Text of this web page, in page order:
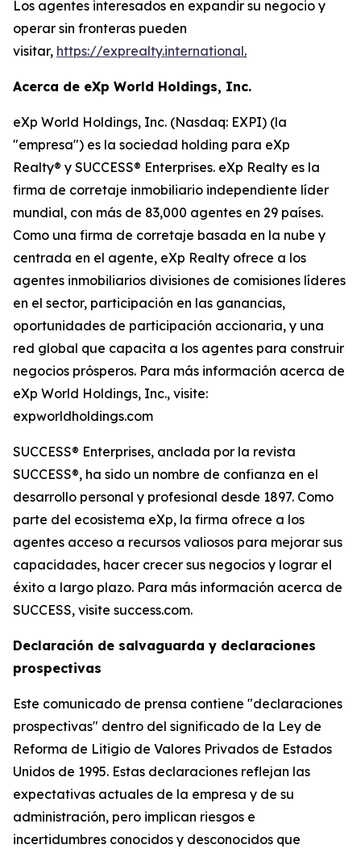
Los agentes interesados en expandir su negocio y
operar sin fronteras pueden
visitar, https://exprealty.international.
Acerca de eXp World Holdings, Inc.
eXp World Holdings, Inc. (Nasdaq: EXPI) (la
"empresa") es la sociedad holding para eXp
Realty® y SUCCESS® Enterprises. eXp Realty es la
firma de corretaje inmobiliario independiente líder
mundial, con más de 83,000 agentes en 29 países.
Como una firma de corretaje basada en la nube y
centrada en el agente, eXp Realty ofrece a los
agentes inmobiliarios divisiones de comisiones líderes
en el sector, participación en las ganancias,
oportunidades de participación accionaria, y una
red global que capacita a los agentes para construir
negocios prósperos. Para más información acerca de
eXp World Holdings, Inc., visite:
expworldholdings.com
SUCCESS® Enterprises, anclada por la revista
SUCCESS®, ha sido un nombre de confianza en el
desarrollo personal y profesional desde 1897. Como
parte del ecosistema eXp, la firma ofrece a los
agentes acceso a recursos valiosos para mejorar sus
capacidades, hacer crecer sus negocios y lograr el
éxito a largo plazo. Para más información acerca de
SUCCESS, visite success.com.
Declaración de salvaguarda y declaraciones
prospectivas
Este comunicado de prensa contiene "declaraciones
prospectivas" dentro del significado de la Ley de
Reforma de Litigio de Valores Privados de Estados
Unidos de 1995. Estas declaraciones reflejan las
expectativas actuales de la empresa y de su
administración, pero implican riesgos e
incertidumbres conocidos y desconocidos que